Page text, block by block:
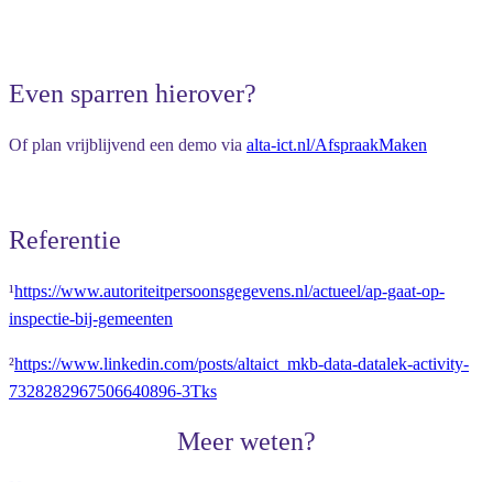
Even sparren hierover?
Of plan vrijblijvend een demo via alta-ict.nl/AfspraakMaken
Referentie
¹https://www.autoriteitpersoonsgegevens.nl/actueel/ap-gaat-op-
inspectie-bij-gemeenten
²https://www.linkedin.com/posts/altaict_mkb-data-datalek-activity-
7328282967506640896-3Tks
Meer weten?